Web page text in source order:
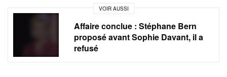
VOIR AUSSI
Affaire conclue : Stéphane Bern
proposé avant Sophie Davant, il a
refusé